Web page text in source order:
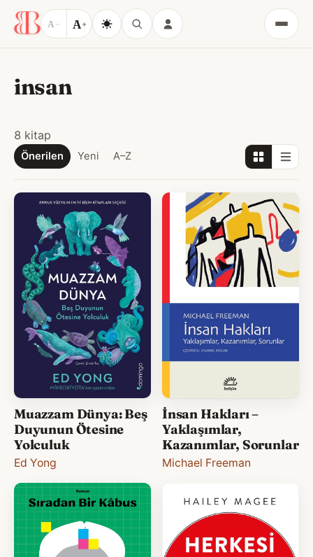
A − A+
Menü
insan
8 kitap
Önerilen Yeni A–Z
Muazzam Dünya: Beş
Duyunun Ötesine
Yolculuk
Ed Yong
İnsan Hakları –
Yaklaşımlar,
Kazanımlar, Sorunlar
Michael Freeman